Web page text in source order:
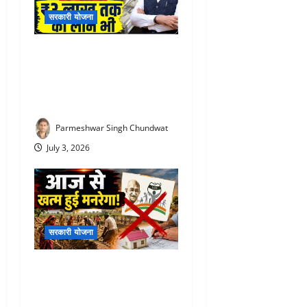
सरकारी योजना
Parmeshwar Singh Chundwat
July 3, 2026
सरकारी योजना